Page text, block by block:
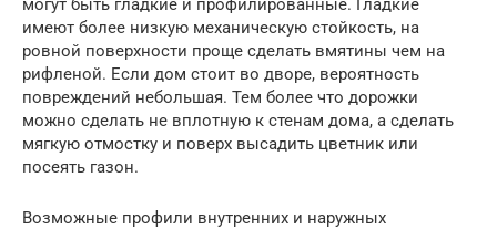
могут быть гладкие и профилированные. Гладкие
имеют более низкую механическую стойкость, на
ровной поверхности проще сделать вмятины чем на
рифленой. Если дом стоит во дворе, вероятность
повреждений небольшая. Тем более что дорожки
можно сделать не вплотную к стенам дома, а сделать
мягкую отмостку и поверх высадить цветник или
посеять газон.
Возможные профили внутренних и наружных